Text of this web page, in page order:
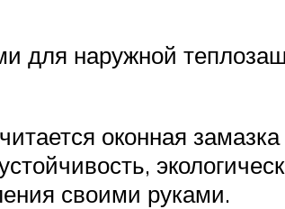
для наружной
оконная
своими руками.